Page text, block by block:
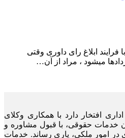
فرایند ابلاغ رای داوری وقتی
میشود ، مراد از آن…
افتخار دارد با همکاری وکلای
خدمات حقوقی، با قبول مشاوره و
امور ملکی، یاری رساند. خدمات